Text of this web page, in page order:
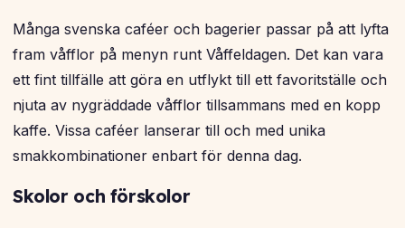
Många svenska caféer och bagerier passar på att lyfta
fram våfflor på menyn runt Våffeldagen. Det kan vara
ett fint tillfälle att göra en utflykt till ett favoritställe och
njuta av nygräddade våfflor tillsammans med en kopp
kaffe. Vissa caféer lanserar till och med unika
smakkombinationer enbart för denna dag.
Skolor och förskolor